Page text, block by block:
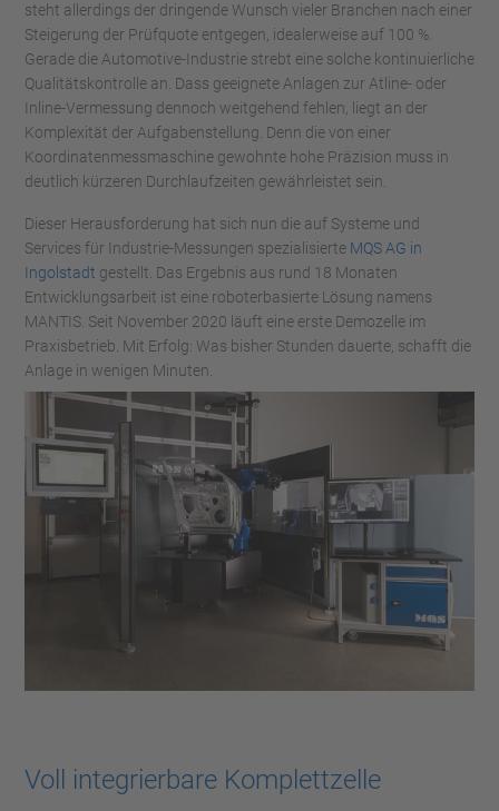
steht allerdings der dringende Wunsch vieler Branchen nach einer
Steigerung der Prüfquote entgegen, idealerweise auf 100 %.
Gerade die Automotive-Industrie strebt eine solche kontinuierliche
Qualitätskontrolle an. Dass geeignete Anlagen zur Atline- oder
Inline-Vermessung dennoch weitgehend fehlen, liegt an der
Komplexität der Aufgabenstellung. Denn die von einer
Koordinatenmessmaschine gewohnte hohe Präzision muss in
deutlich kürzeren Durchlaufzeiten gewährleistet sein.
Dieser Herausforderung hat sich nun die auf Systeme und
Services für Industrie-Messungen spezialisierte MQS AG in
Ingolstadt gestellt. Das Ergebnis aus rund 18 Monaten
Entwicklungsarbeit ist eine roboterbasierte Lösung namens
MANTIS. Seit November 2020 läuft eine erste Demozelle im
Praxisbetrieb. Mit Erfolg: Was bisher Stunden dauerte, schafft die
Anlage in wenigen Minuten.
Voll integrierbare Komplettzelle